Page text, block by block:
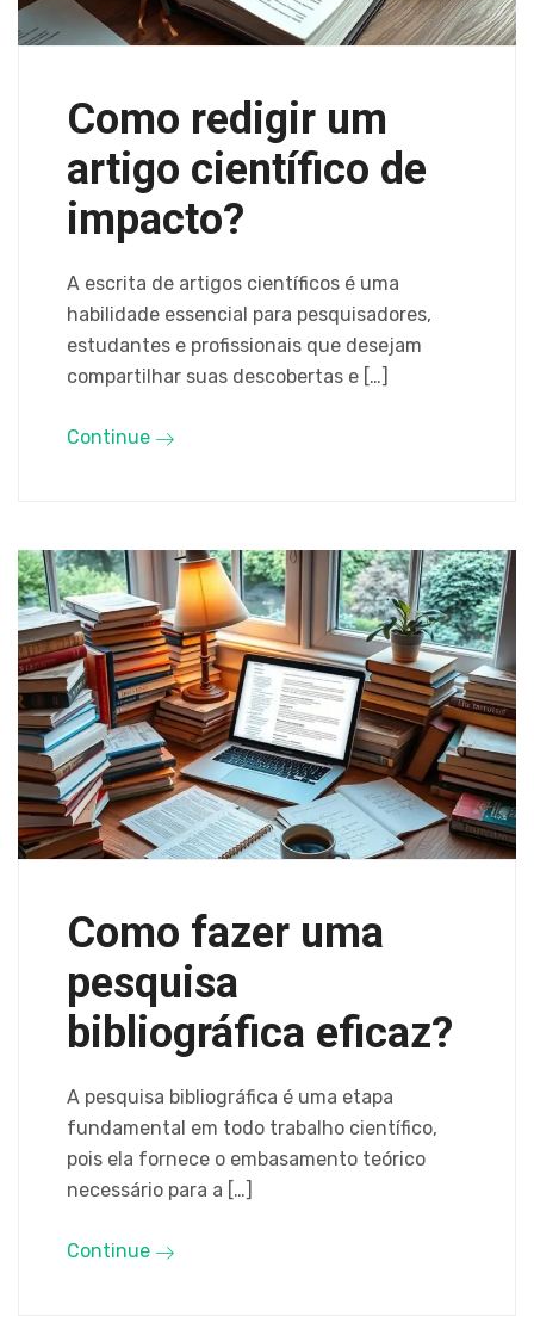
Como redigir um
artigo científico de
impacto?
A escrita de artigos científicos é uma
habilidade essencial para pesquisadores,
estudantes e profissionais que desejam
compartilhar suas descobertas e […]
Continue
Como fazer uma
pesquisa
bibliográfica eficaz?
A pesquisa bibliográfica é uma etapa
fundamental em todo trabalho científico,
pois ela fornece o embasamento teórico
necessário para a […]
Continue